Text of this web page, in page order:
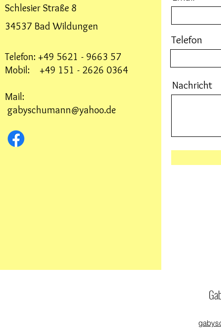
Schlesier Straße 8
34537 Bad Wildungen
Telefon: +49 5621 - 9663 57
Mobil: +49 151 - 2626 0364
Mail:
gabyschumann@yahoo.de
Telefon
Nachricht